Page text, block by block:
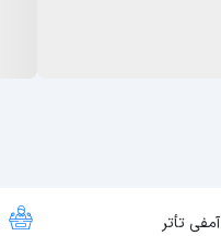
آمفی تأتر